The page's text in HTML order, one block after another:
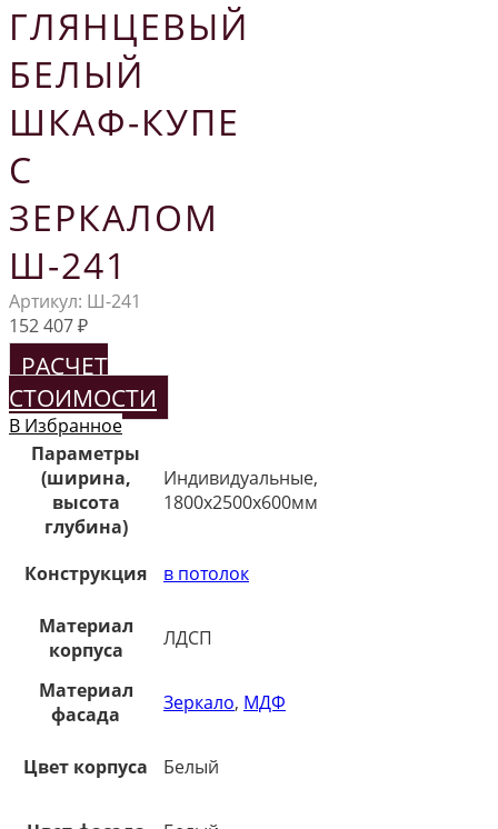
ГЛЯНЦЕВЫЙ
БЕЛЫЙ
ШКАФ-КУПЕ
С
ЗЕРКАЛОМ
Ш-241
Артикул: Ш-241
152 407₽
РАСЧЕТ
СТОИМОСТИ
В Избранное
Параметры
(ширина,
высота
глубина)
Индивидуальные,
1800х2500х600мм
Конструкция в потолок
Материал
корпуса
ЛДСП
Материал
фасада
Зеркало, МДФ
Цвет корпуса Белый